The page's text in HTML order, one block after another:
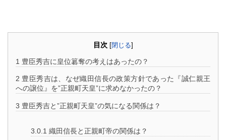
目次 [閉じる]
1 豊臣秀吉に皇位簒奪の考えはあったの？
2 豊臣秀吉は、なぜ織田信長の政策方針であった『誠仁親王
への譲位』を”正親町天皇”に求めなかったの？
3 豊臣秀吉と”正親町天皇”の気になる関係は？
3.0.1 織田信長と正親町帝の関係は？